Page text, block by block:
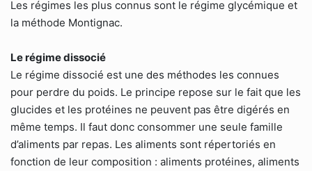
Les régimes les plus connus sont le régime glycémique et
la méthode Montignac.
Le régime dissocié
Le régime dissocié est une des méthodes les connues
pour perdre du poids. Le principe repose sur le fait que les
glucides et les protéines ne peuvent pas être digérés en
même temps. Il faut donc consommer une seule famille
d’aliments par repas. Les aliments sont répertoriés en
fonction de leur composition : aliments protéines, aliments